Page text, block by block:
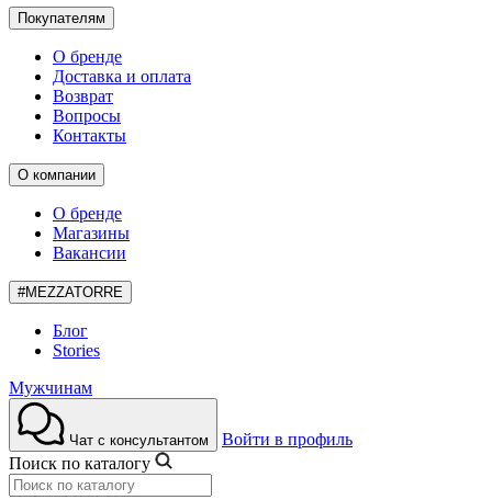
Покупателям
О бренде
Доставка и оплата
Возврат
Вопросы
Контакты
О компании
О бренде
Магазины
Вакансии
#MEZZATORRE
Блог
Stories
Мужчинам
Чат с консультантом
Войти в профиль
Поиск по каталогу